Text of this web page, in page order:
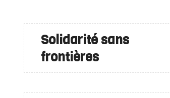
Solidarité sans
frontières